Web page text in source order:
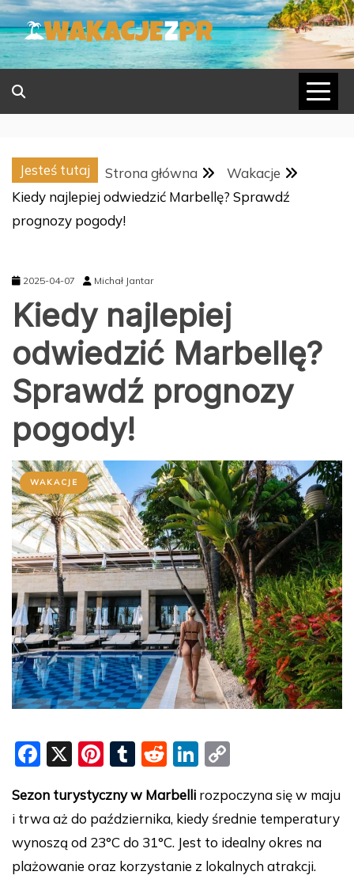
Skip
to
content
Jesteś tutaj Strona główna
Wakacje
Kiedy najlepiej odwiedzić Marbellę? Sprawdź
prognozy pogody!
2025-04-07 Michał Jantar
Kiedy najlepiej
odwiedzić Marbellę?
Sprawdź prognozy
pogody!
WAKACJE
F
c
e
b
X
Pi
er
e
st
T
m
bl
r
R
d
di
t
Li
k
e
dI
p
y
Li
Sezon turystyczny w Marbelli rozpoczyna się w maju
i trwa aż do października, kiedy średnie temperatury
wynoszą od 23°C do 31°C. Jest to idealny okres na
plażowanie oraz korzystanie z lokalnych atrakcji.